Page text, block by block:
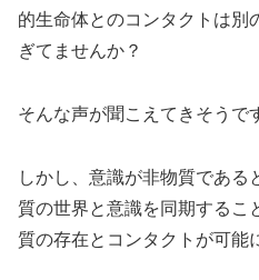
的生命体とのコンタクトは別
ぎてませんか？
そんな声が聞こえてきそうで
しかし、意識が非物質である
質の世界と意識を同期するこ
質の存在とコンタクトが可能